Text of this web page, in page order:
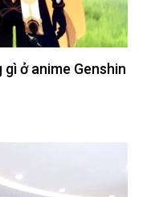
ở anime Genshin